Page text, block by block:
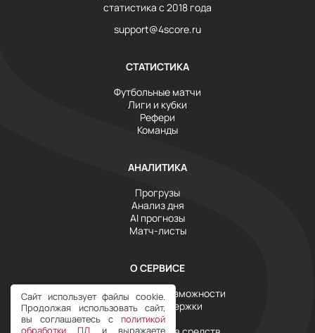
статистика с 2018 года
support@4score.ru
СТАТИСТИКА
Футбольные матчи
Лиги и кубки
Рефери
Команды
АНАЛИТИКА
Прогрузы
Анализ дня
AI прогнозы
Матч-листы
О СЕРВИСЕ
Инструменты и возможности
Служба поддержки
Тарифы
Сайт использует файлы cookie.
Продолжая использовать сайт,
вы соглашаетесь с политикой
обработки ПД и выражаете